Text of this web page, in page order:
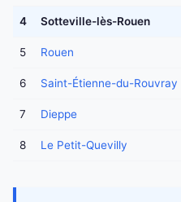
4 Sotteville-lès-Rouen
5 Rouen
6 Saint-Étienne-du-Rouvray
7 Dieppe
8 Le Petit-Quevilly